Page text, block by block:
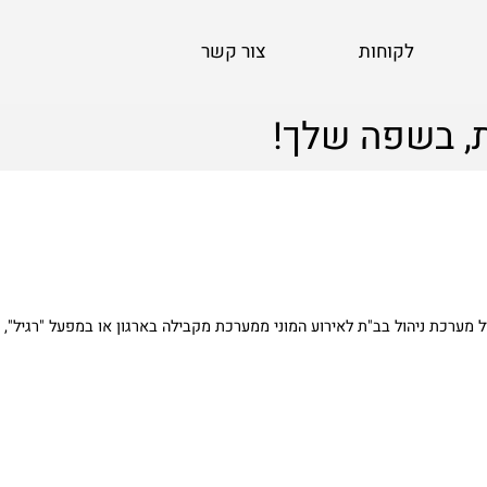
לקוחות צור קשר
בשפה שלך!
ניהול בב"ת לאירוע המוני ממערכת מקבילה בארגון או במפעל "רגיל",